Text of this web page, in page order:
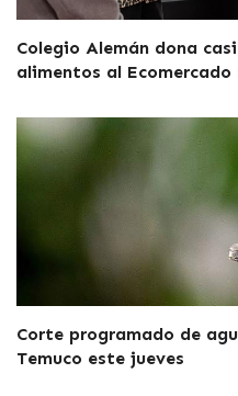
Colegio Alemán dona
alimentos al Ecomercado
Corte programado de
Temuco este jueves